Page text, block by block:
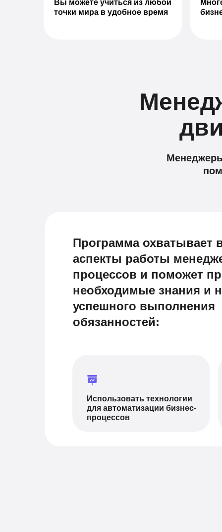
Вы можете учиться из любой
точки мира в удобное время
Программа охватывает
аспекты работы
процессов и поможет
необходимые знания и
успешного выполнения
обязанностей:
Использовать технологии
для автоматизации бизнес-
процессов